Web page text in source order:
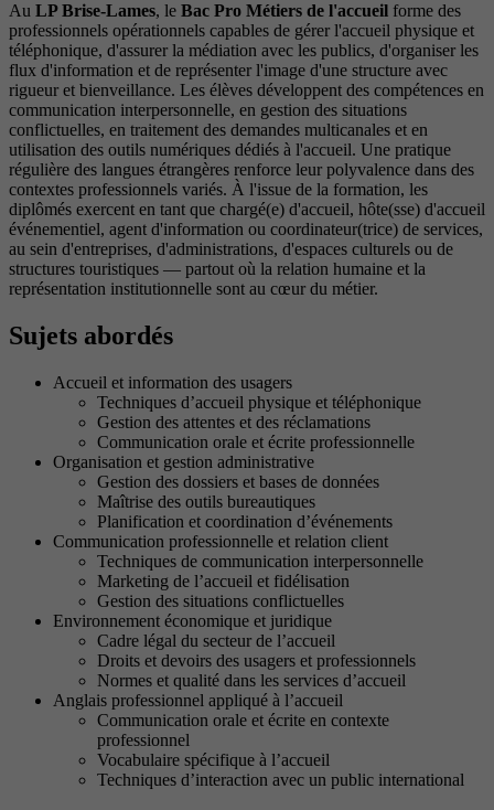
Au LP Brise-Lames, le Bac Pro Métiers de l'accueil forme des
professionnels opérationnels capables de gérer l'accueil physique et
téléphonique, d'assurer la médiation avec les publics, d'organiser les
flux d'information et de représenter l'image d'une structure avec
rigueur et bienveillance. Les élèves développent des compétences en
communication interpersonnelle, en gestion des situations
conflictuelles, en traitement des demandes multicanales et en
utilisation des outils numériques dédiés à l'accueil. Une pratique
régulière des langues étrangères renforce leur polyvalence dans des
contextes professionnels variés. À l'issue de la formation, les
diplômés exercent en tant que chargé(e) d'accueil, hôte(sse) d'accueil
événementiel, agent d'information ou coordinateur(trice) de services,
au sein d'entreprises, d'administrations, d'espaces culturels ou de
structures touristiques — partout où la relation humaine et la
représentation institutionnelle sont au cœur du métier.
Sujets abordés
Accueil et information des usagers
Techniques d’accueil physique et téléphonique
Gestion des attentes et des réclamations
Communication orale et écrite professionnelle
Organisation et gestion administrative
Gestion des dossiers et bases de données
Maîtrise des outils bureautiques
Planification et coordination d’événements
Communication professionnelle et relation client
Techniques de communication interpersonnelle
Marketing de l’accueil et fidélisation
Gestion des situations conflictuelles
Environnement économique et juridique
Cadre légal du secteur de l’accueil
Droits et devoirs des usagers et professionnels
Normes et qualité dans les services d’accueil
Anglais professionnel appliqué à l’accueil
Communication orale et écrite en contexte
professionnel
Vocabulaire spécifique à l’accueil
Techniques d’interaction avec un public international